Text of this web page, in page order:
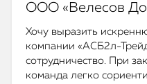
ООО «Велесов
Хочу выразить
компании «АСБ2л-
сотрудничество. При
команда легко